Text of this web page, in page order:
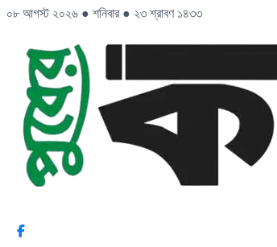
০৮ আগস্ট ২০২৬ ● শনিবার ● ২৩ শ্রাবণ ১৪৩৩